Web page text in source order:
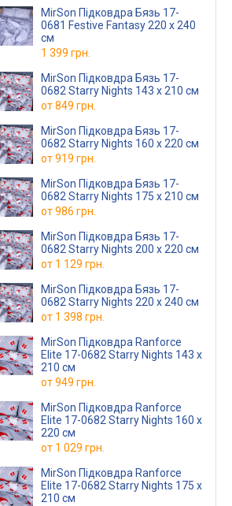
MirSon Підковдра Бязь 17-
0681 Festive Fantasy 220 x 240
см
1 399 грн.
MirSon Підковдра Бязь 17-
0682 Starry Nights 143 x 210 см
от849 грн.
MirSon Підковдра Бязь 17-
0682 Starry Nights 160 x 220 см
от919 грн.
MirSon Підковдра Бязь 17-
0682 Starry Nights 175 x 210 см
от986 грн.
MirSon Підковдра Бязь 17-
0682 Starry Nights 200 x 220 см
от 1 129 грн.
MirSon Підковдра Бязь 17-
0682 Starry Nights 220 x 240 см
от 1 398 грн.
MirSon Підковдра Ranforce
Elite 17-0682 Starry Nights 143 x
210 см
от949 грн.
MirSon Підковдра Ranforce
Elite 17-0682 Starry Nights 160 x
220 см
от 1 029 грн.
MirSon Підковдра Ranforce
Elite 17-0682 Starry Nights 175 x
210 см